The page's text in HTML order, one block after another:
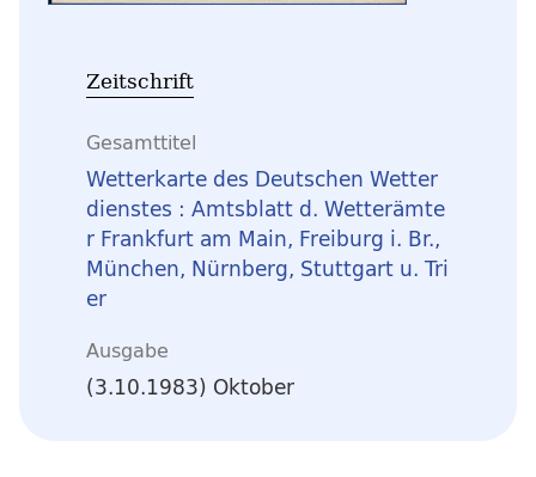
Zeitschrift
Gesamttitel
Wetterkarte des Deutschen Wetter
dienstes : Amtsblatt d. Wetterämte
r Frankfurt am Main, Freiburg i. Br.,
München, Nürnberg, Stuttgart u. Tri
er
Ausgabe
(3.10.1983) Oktober